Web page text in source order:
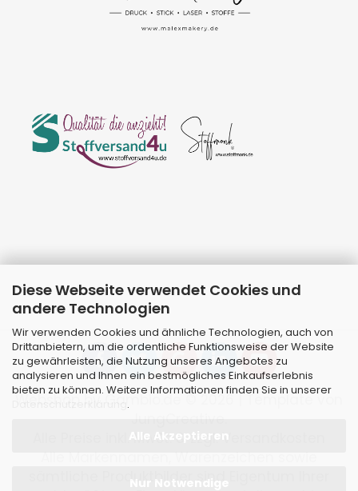
Diese Webseite verwendet Cookies und
andere Technologien
Wir verwenden Cookies und ähnliche Technologien, auch von
Drittanbietern, um die ordentliche Funktionsweise der Website
zu gewährleisten, die Nutzung unseres Angebotes zu
analysieren und Ihnen ein bestmögliches Einkaufserlebnis
bieten zu können. Weitere Informationen finden Sie in unserer
.
Alle Akzeptieren
Nur Notwendige
Webshopby Gambio.de © 2026 | Template von
Alle Preise inkl. MwSt. & zzgl. Versandkosten
sämtliche Produktbilder sind Eigentum Ihrer